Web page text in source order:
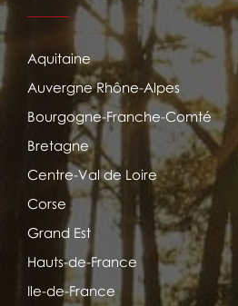
Aquitaine
Auvergne Rhône-Alpes
Bourgogne-Franche-Comté
Bretagne
Centre-Val de Loire
Corse
Grand Est
Hauts-de-France
Ile-de-France